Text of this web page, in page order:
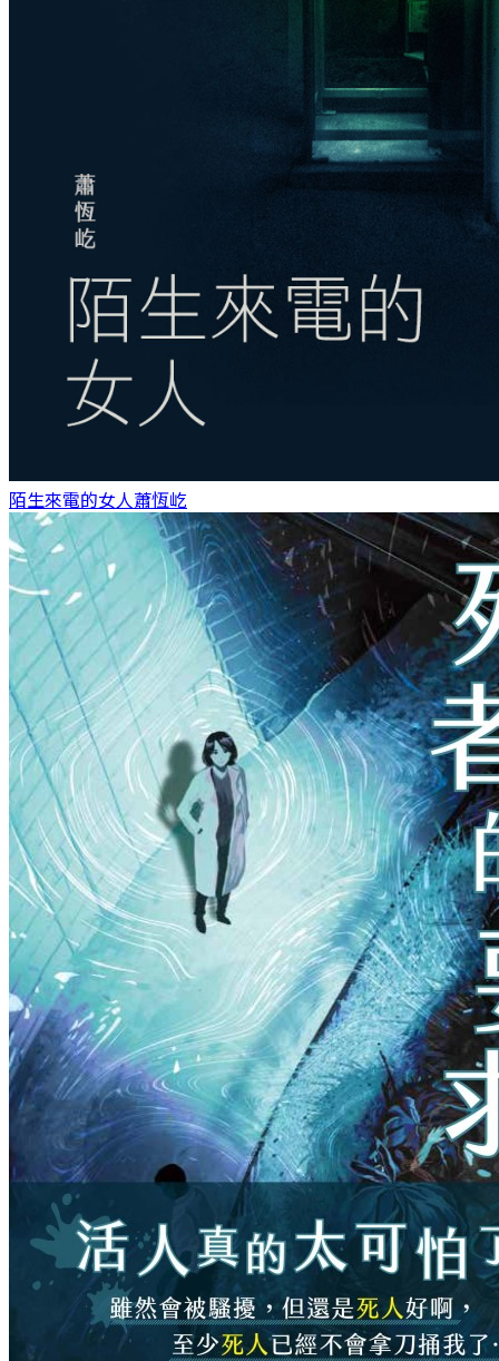
陌生來電的女人 蕭恆屹